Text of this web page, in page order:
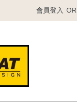
會員登入 OR